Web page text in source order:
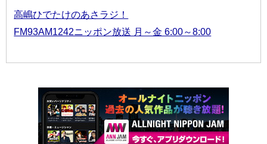
高嶋ひでたけのあさラジ！
FM93AM1242ニッポン放送 月～金 6:00～8:00